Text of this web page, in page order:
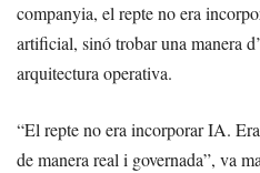
companyia, el repte no era
artificial, sinó trobar una manera
arquitectura operativa.
“El repte no era incorporar IA.
de manera real i governada”, va